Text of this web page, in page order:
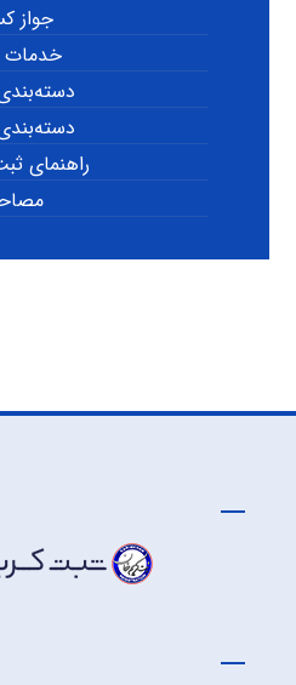
جواز
خدمات
راهنمای